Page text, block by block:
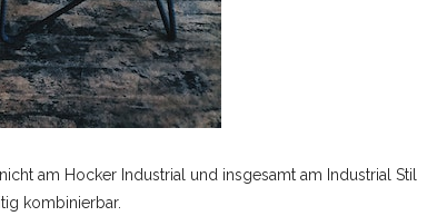
am Hocker Industrial und insgesamt am Industrial Stil
kombinierbar.